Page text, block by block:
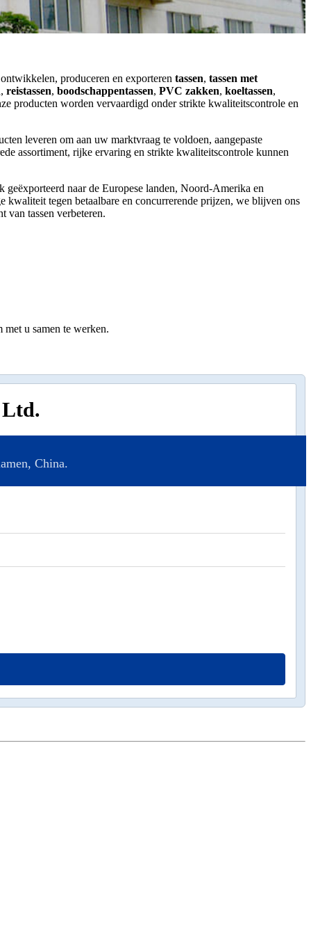
produceren en exporterentassen,tassen met
,reistassen,boodschappentassen,PVC zakken,koeltassen,
producten worden vervaardigd onder strikte kwaliteitscontrole en
leveren om aan uw marktvraag te voldoen, aangepaste
assortiment, rijke ervaring en strikte kwaliteitscontrole kunnen
naar de Europese landen, Noord-Amerika en
kwaliteit tegen betaalbare en concurrerende prijzen, we blijven ons
van tassen verbeteren.
u samen te werken.
China.